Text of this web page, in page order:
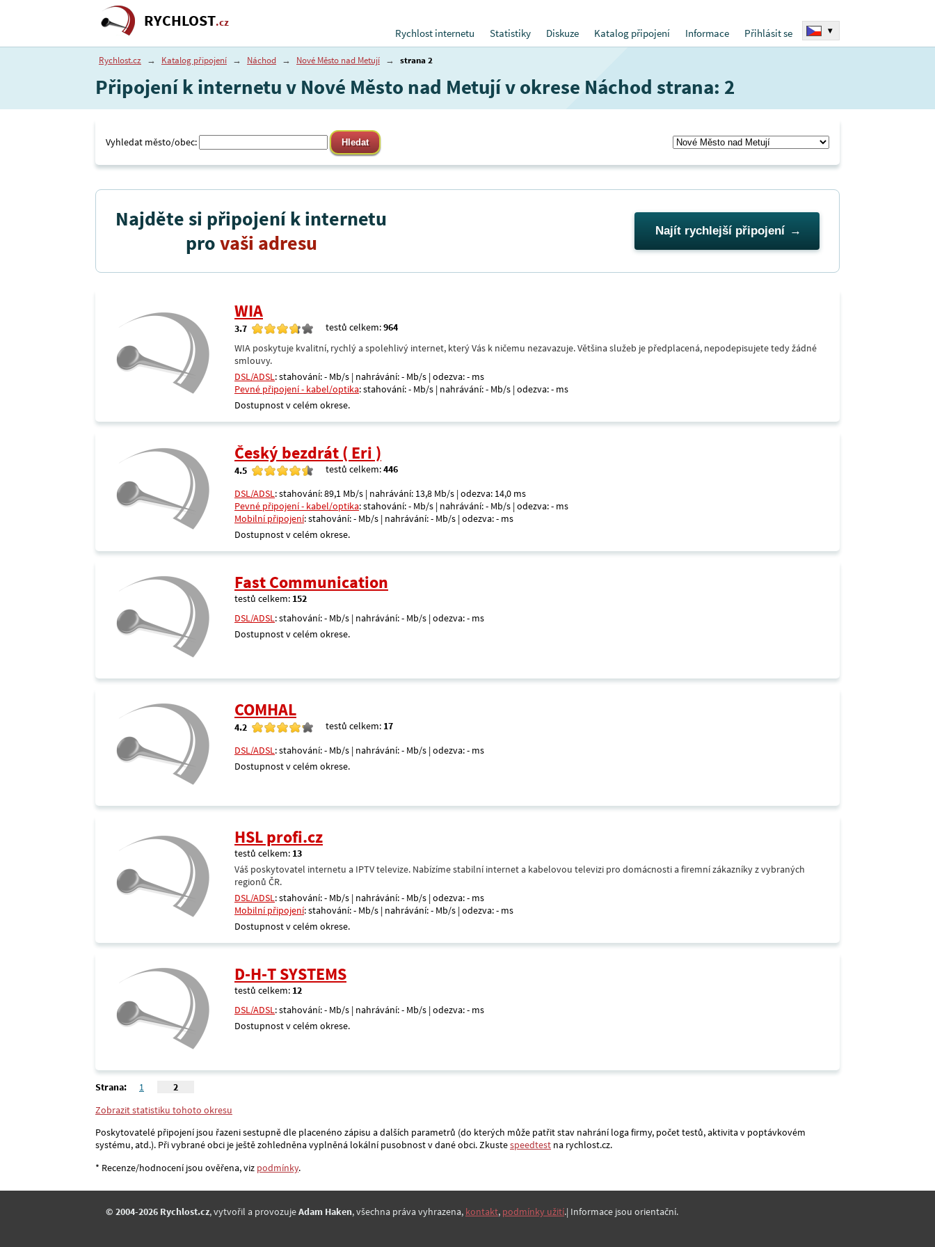
RYCHLOST.cz
Rychlost internetu
Statistiky Diskuze Katalog připojení Informace Přihlásit se ▾
Rychlost.cz → Katalog připojení → Náchod → Nové Město nad Metují → strana 2
Připojení k internetu v Nové Město nad Metují v okrese Náchod strana: 2
Vyhledat město/obec:
Najděte si připojení k internetu
provaši adresu Najít rychlejší připojení
WIA
3.7 testů celkem:964
WIA poskytuje kvalitní, rychlý a spolehlivý internet, který Vás k ničemu nezavazuje. Většina služeb je předplacená, nepodepisujete tedy žádné
smlouvy.
DSL/ADSL: stahování: - Mb/s | nahrávání: - Mb/s | odezva: - ms
Pevné připojení - kabel/optika: stahování: - Mb/s | nahrávání: - Mb/s | odezva: - ms
Dostupnost v celém okrese.
Český bezdrát ( Eri )
4.5 testů celkem:446
DSL/ADSL: stahování: 89,1 Mb/s | nahrávání: 13,8 Mb/s | odezva: 14,0 ms
Pevné připojení - kabel/optika: stahování: - Mb/s | nahrávání: - Mb/s | odezva: - ms
Mobilní připojení: stahování: - Mb/s | nahrávání: - Mb/s | odezva: - ms
Dostupnost v celém okrese.
Fast Communication
testů celkem: 152
DSL/ADSL: stahování: - Mb/s | nahrávání: - Mb/s | odezva: - ms
Dostupnost v celém okrese.
COMHAL
4.2 testů celkem: 17
DSL/ADSL: stahování: - Mb/s | nahrávání: - Mb/s | odezva: - ms
Dostupnost v celém okrese.
HSL profi.cz
testů celkem: 13
Váš poskytovatel internetu a IPTV televize. Nabízíme stabilní internet a kabelovou televizi pro domácnosti a firemní zákazníky z vybraných
regionů ČR.
DSL/ADSL: stahování: - Mb/s | nahrávání: - Mb/s | odezva: - ms
Mobilní připojení: stahování: - Mb/s | nahrávání: - Mb/s | odezva: - ms
Dostupnost v celém okrese.
D-H-T SYSTEMS
testů celkem: 12
DSL/ADSL: stahování: - Mb/s | nahrávání: - Mb/s | odezva: - ms
Dostupnost v celém okrese.
Strana: 1
2
Zobrazit statistiku tohoto okresu
Poskytovatelé připojení jsou řazeni sestupně dle placenéno zápisu a dalších parametrů (do kterých může patřit stav nahrání loga firmy, počet testů, aktivita v poptávkovém
systému, atd.). Při vybrané obci je ještě zohledněna vyplněná lokální pusobnost v dané obci. Zkustespeedtest na rychlost.cz.
* Recenze/hodnocení jsou ověřena, viz podmínky.
© 2004-2026 Rychlost.cz, vytvořil a provozujeAdam Haken, všechna práva vyhrazena, kontakt, podmínky užití.| Informace jsou orientační.